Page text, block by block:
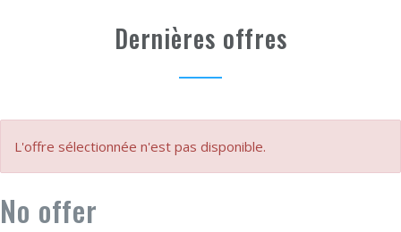
Dernières offres
L'offre sélectionnée n'est pas disponible.
No offer